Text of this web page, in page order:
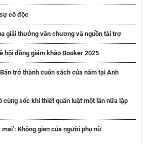
cô độc
giải thưởng văn chương và nguồn tài trợ
hội đồng giám khảo Booker 2025
trở thành cuốn sách của năm tại Anh
cùng sốc khi thiết quân luật một lần nữa lặp
mai’: Không gian của người phụ nữ